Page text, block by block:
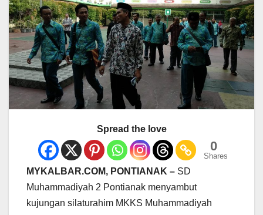
Spread the love
0
Shares
MYKALBAR.COM, PONTIANAK – SD
Muhammadiyah 2 Pontianak menyambut
kujungan silaturahim MKKS Muhammadiyah